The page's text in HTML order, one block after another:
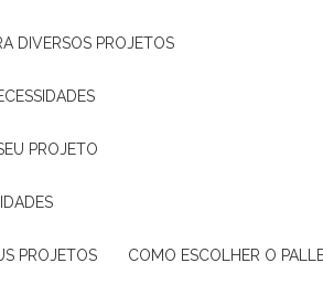
DIVERSOS PROJETOS
PROJETO
PROJETOS COMO ESCOLHER O